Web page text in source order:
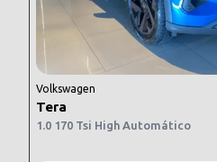
Volkswagen
Tera
1.0 170 Tsi High Automático